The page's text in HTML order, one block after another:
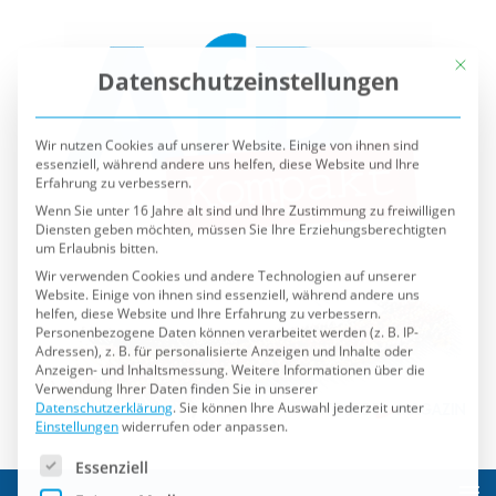
Datenschutzeinstellungen
Wir nutzen Cookies auf unserer Website. Einige von ihnen sind
Erfahrung zu verbessern.
Wenn Sie unter 16 Jahre alt sind und Ihre Zustimmung zu freiwilligen
um Erlaubnis bitten.
Wir verwenden Cookies und andere Technologien auf unserer
helfen, diese Website und Ihre Erfahrung zu verbessern.
Personenbezogene Daten können verarbeitet werden (z. B. IP-
Adressen), z. B. für personalisierte Anzeigen und Inhalte oder
Anzeigen- und Inhaltsmessung.Weitere Informationen über die
Verwendung Ihrer Daten finden Sie in unserer
Datenschutzerklärung.Sie können Ihre Auswahl jederzeit unter
Einstellungenwiderrufen oder anpassen.
Es folgt eine Liste der Service-Gruppen, für die eine
Essenziell
Externe Medien